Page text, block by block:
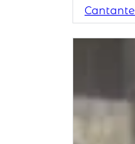
Cantante